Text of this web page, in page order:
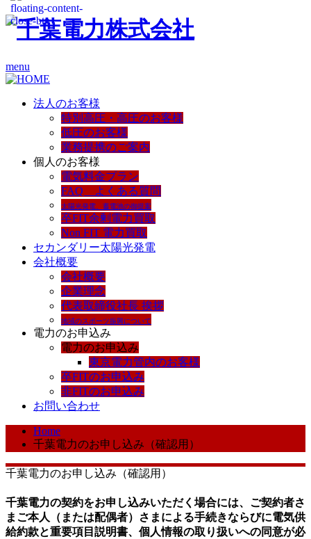
menu
法人のお客様
特別高圧・高圧のお客様
低圧のお客様
業務提携のご案内
個人のお客様
電気料金プラン
FAQ よくある質問
太陽光発電、蓄電池の御提案
卒FIT余剰電力買取
Non FIT 電力買取
セカンダリー太陽光発電
会社概要
会社概要
企業理念
代表取締役社長 挨拶
地域のスポーツ振興について
電力のお申込み
電力のお申込み
東京電力管内のお客様
卒FITのお申込み
非FITのお申込み
お問い合わせ
Home
千葉電力のお申し込み（確認用）
千葉電力のお申し込み（確認用）
千葉電力の契約をお申し込みいただく場合には、ご契約者さ
まご本人（または配偶者）さまによる手続きならびに電気供
給約款と重要項目説明書、個人情報の取り扱いへの同意が必